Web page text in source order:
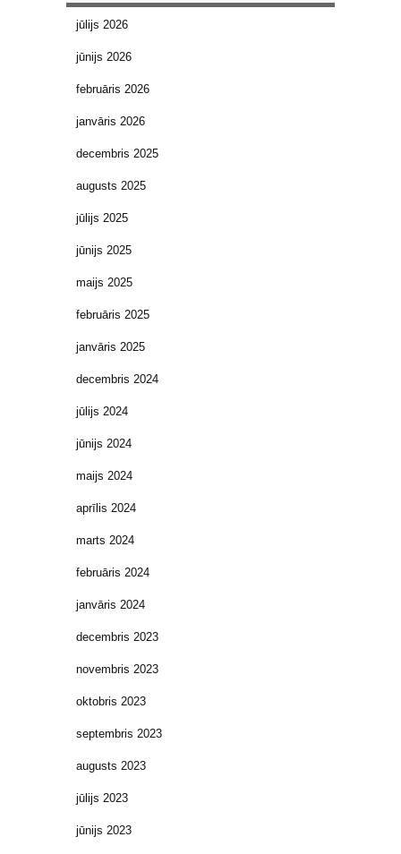
jūlijs 2026
jūnijs 2026
februāris 2026
janvāris 2026
decembris 2025
augusts 2025
jūlijs 2025
jūnijs 2025
maijs 2025
februāris 2025
janvāris 2025
decembris 2024
jūlijs 2024
jūnijs 2024
maijs 2024
aprīlis 2024
marts 2024
februāris 2024
janvāris 2024
decembris 2023
novembris 2023
oktobris 2023
septembris 2023
augusts 2023
jūlijs 2023
jūnijs 2023